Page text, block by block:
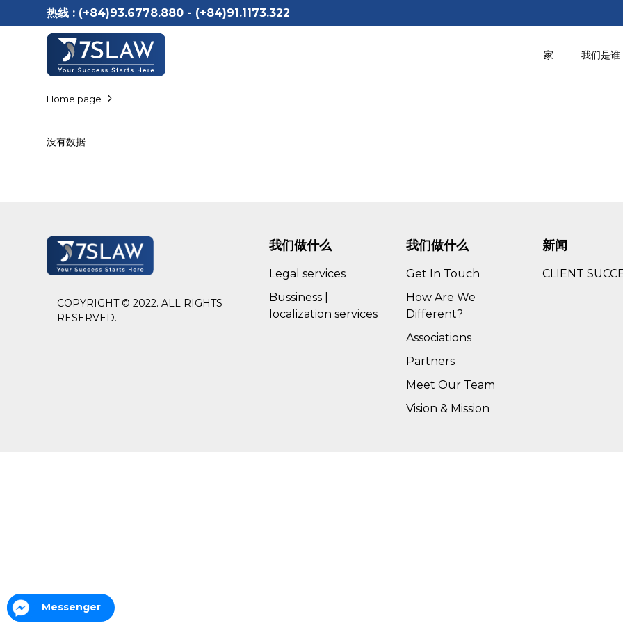
热线 : (+84)93.6778.880 - (+84)91.1173.322
家 我们是谁
Home page
没有数据
COPYRIGHT © 2022. ALL RIGHTS
RESERVED.
我们做什么
Legal services
Bussiness |
localization services
我们做什么
Get In Touch
How Are We
Different?
Associations
Partners
Meet Our Team
Vision & Mission
新闻
CLIENT
Messenger